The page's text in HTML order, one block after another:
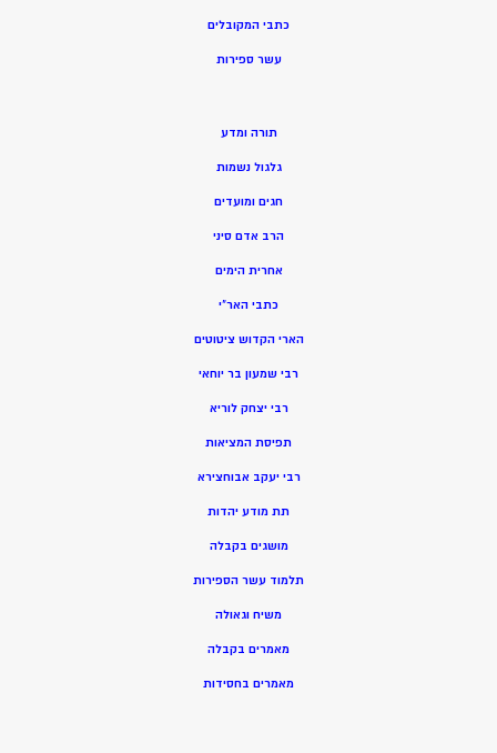
כתבי המקובלים
עשר ספירות
תורה ומדע
גלגול נשמות
חגים ומועדים
הרב אדם סיני
אחרית הימים
כתבי האר”י
הארי הקדוש ציטוטים
רבי שמעון בר יוחאי
רבי יצחק לוריא
תפיסת המציאות
רבי יעקב אבוחצירא
תת מודע יהדות
מושגים בקבלה
תלמוד עשר הספירות
משיח וגאולה
מאמרים בקבלה
מאמרים בחסידות